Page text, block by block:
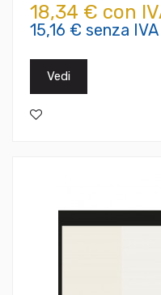
18,34 € con
15,16 € senza IVA
Vedi